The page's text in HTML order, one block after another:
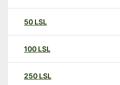
50 LSL
100 LSL
250 LSL